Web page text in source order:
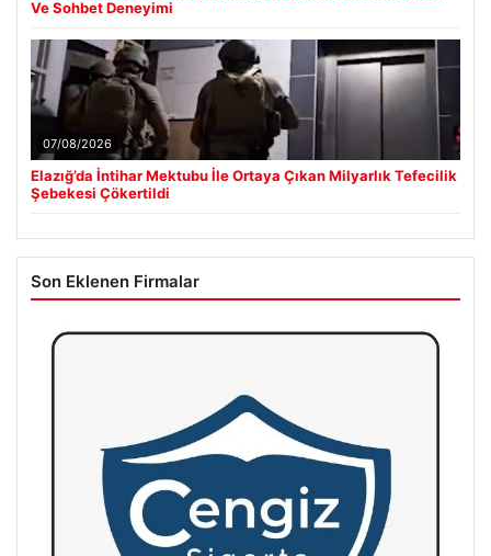
Ve Sohbet Deneyimi
07/08/2026
Elazığ’da İntihar Mektubu İle Ortaya Çıkan Milyarlık Tefecilik
Şebekesi Çökertildi
Son Eklenen Firmalar